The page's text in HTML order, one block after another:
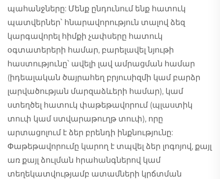
պահանջները: Մենք ընդունում ենք հատուկ
պատվերներ՝ հնարավորություն տալով ձեզ
կարգավորել հիմքի չափսերը հատուկ
օգտատերերի համար, բարելավել նյութի
հաստությունը՝ ավելի լավ ամրացման համար
(իդեալական ծայրահեղ բրյուսիզմի կամ բարձր
լարվածության մարզաձևերի համար), կամ
ստեղծել հատուկ փաթեթավորում (պլաստիկ
տուփ կամ ստվարաթուղթ տուփ), որը
արտացոլում է ձեր բրենդի ինքնությունը:
Փաթեթավորումը կարող է տպվել ձեր լոգոյով, քայլ
առ քայլ ձուլման հրահանգներով կամ
տեղեկատվությամբ ատամների կրճտման